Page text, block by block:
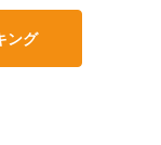
ング